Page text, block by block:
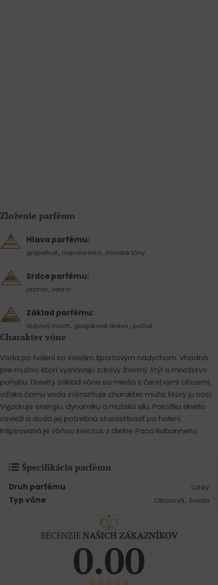
Zloženie parfému
Hlava parfému:
grapefruit, mandarínka, morské tóny
Srdce parfému:
jazmín, vavrín
Základ parfému:
dubový mach, guajakové drevo , pačuli
Charakter vône
Voda po holení so sviežim športovým nádychom. Vhodná
pre mužov, ktorí vyznávajú zdravý životný štýl a množstvo
pohybu. Drevitý základ vône sa mieša s čerstvými citrusmi,
vďaka čomu voda zvýrazňuje charakter muža, ktorý ju nosí.
Vyjadruje energiu, dynamiku a mužskú silu. Pokožku skvelo
osvieži a dodá jej potrebnú starostlivosť po holení.
Inšpirovaná je vôňou Invictus z dielne Paca Rabanneho.
Špecifikácia parfému
Druh parfému Ľahký
Typ vône Citrusová , Svieža
RECENZIE NAŠICH ZÁKAZNÍKOV
0.00